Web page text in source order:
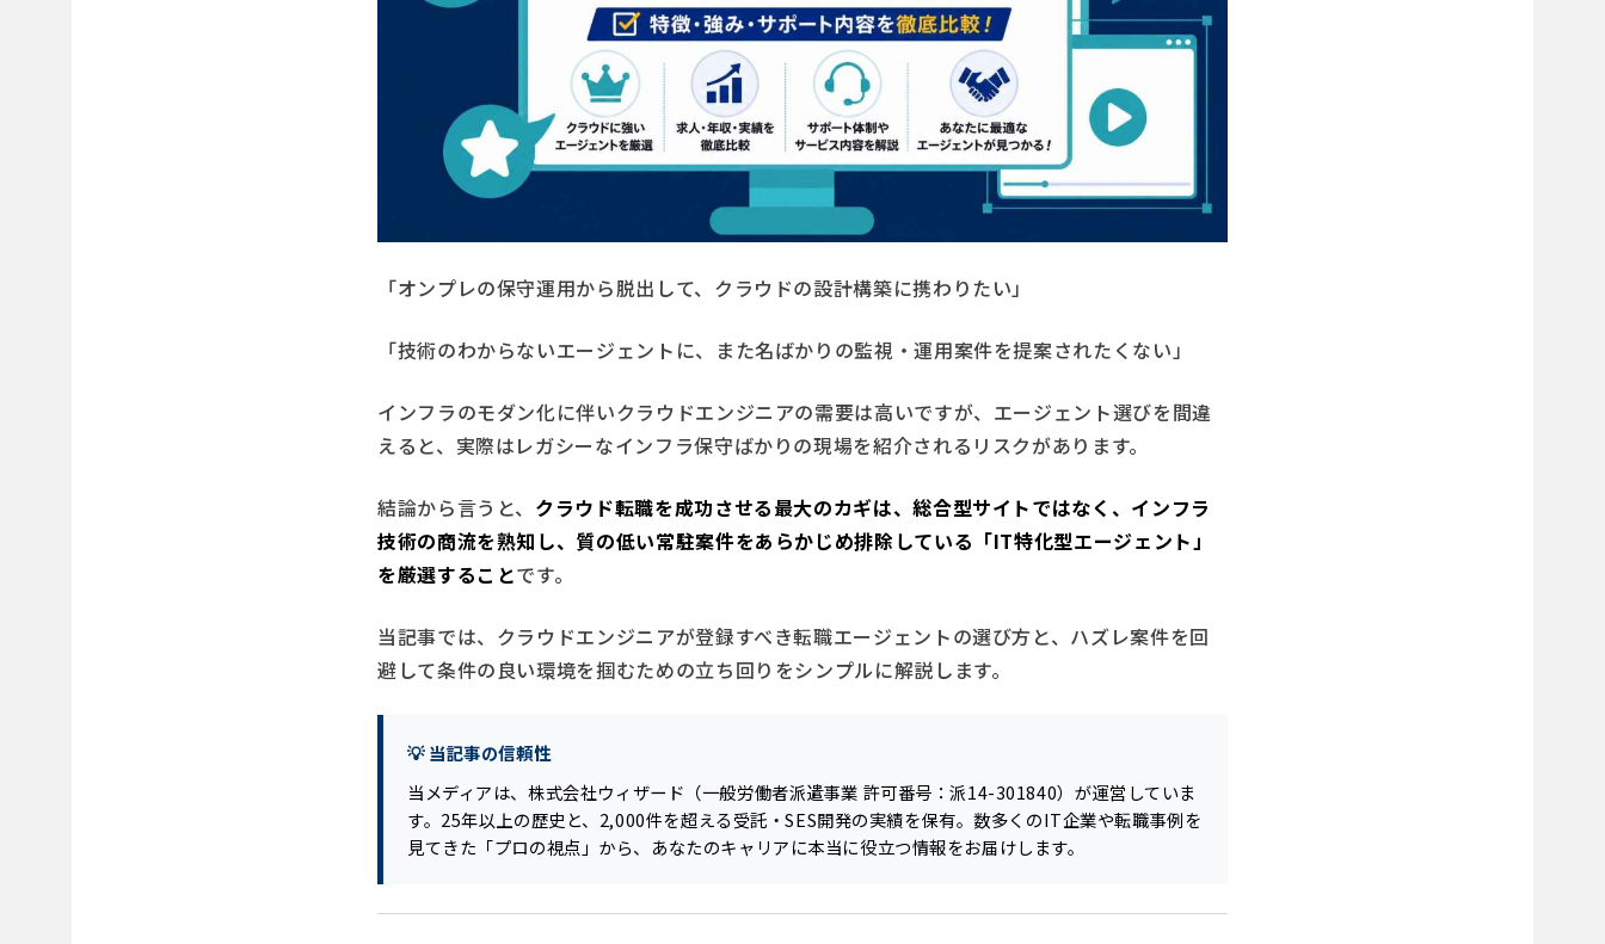
「オンプレの保守運用から脱出して、クラウドの設計構築に携わりたい」
「技術のわからないエージェントに、また名ばかりの監視・運用案件を提案されたくない」
インフラのモダン化に伴いクラウドエンジニアの需要は高いですが、エージェント選びを間違
えると、実際はレガシーなインフラ保守ばかりの現場を紹介されるリスクがあります。
結論から言うと、 クラウド転職を成功させる最大のカギは、総合型サイトではなく、インフラ
技術の商流を熟知し、質の低い常駐案件をあらかじめ排除している「IT特化型エージェント」
を厳選することです。
当記事では、クラウドエンジニアが登録すべき転職エージェントの選び方と、ハズレ案件を回
避して条件の良い環境を掴むための立ち回りをシンプルに解説します。
💡 当記事の信頼性
当メディアは、株式会社ウィザード （一般労働者派遣事業 許可番号：派14-301840）が運営していま
す。25年以上の歴史と、2,000件を超える受託・SES開発の実績を保有。数多くのIT企業や転職事例を
見てきた「プロの視点」から、あなたのキャリアに本当に役立つ情報をお届けします。